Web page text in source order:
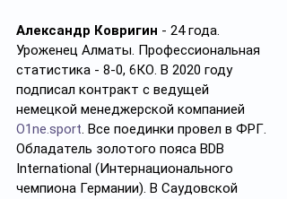
Александр Ковригин - 24 года.
Уроженец Алматы. Профессиональная
статистика - 8-0, 6КО. В 2020 году
подписал контракт с ведущей
немецкой менеджерской компанией
O1ne.sport. Все поединки провел в ФРГ.
Обладатель золотого пояса BDB
International (Интернационального
чемпиона Германии). В Саудовской